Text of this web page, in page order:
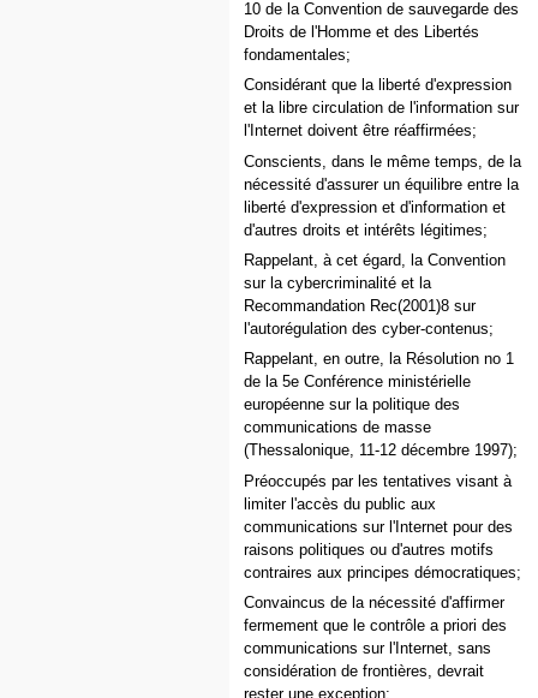
10 de la Convention de sauvegarde des
Droits de l'Homme et des Libertés
fondamentales;
Considérant que la liberté d'expression
et la libre circulation de l'information sur
l'Internet doivent être réaffirmées;
Conscients, dans le même temps, de la
nécessité d'assurer un équilibre entre la
liberté d'expression et d'information et
d'autres droits et intérêts légitimes;
Rappelant, à cet égard, la Convention
sur la cybercriminalité et la
Recommandation Rec(2001)8 sur
l'autorégulation des cyber-contenus;
Rappelant, en outre, la Résolution no 1
de la 5e Conférence ministérielle
européenne sur la politique des
communications de masse
(Thessalonique, 11-12 décembre 1997);
Préoccupés par les tentatives visant à
limiter l'accès du public aux
communications sur l'Internet pour des
raisons politiques ou d'autres motifs
contraires aux principes démocratiques;
Convaincus de la nécessité d'affirmer
fermement que le contrôle a priori des
communications sur l'Internet, sans
considération de frontières, devrait
rester une exception;